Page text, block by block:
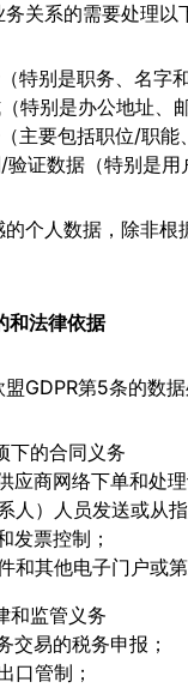
关系的需要处理以
特别是职务、名字
特别是办公地址、
主要包括职位/职能
证数据（特别是用
个人数据，除非
和法律依据
GDPR第5条的数
下的合同义务
应商网络下单和处理
人）人员发送或从
发票控制；
和其他电子门户或
和监管义务
交易的税务申报；
口管制；